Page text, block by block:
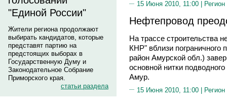
"Единой России"
Жители региона продолжают
выбирать кандидатов, которые
представят партию на
предстоящих выборах в
Государственную Думу и
Законодательное Собрание
Приморского края.
статьи раздела
15 Июня 2010, 11:00 |
Нефтепровод
На трассе строительства
КНР" вблизи пограничного
район Амурской обл.)
основной нитки
Амур.
15 Июня 2010, 11:00 | Регион